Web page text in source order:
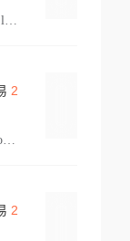
2
personal effect,used household goods
2